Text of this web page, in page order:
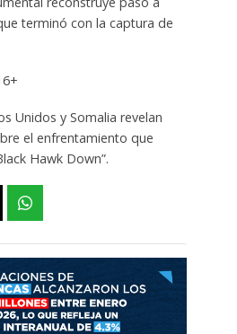
terminó con la captura de
Unidos y Somalia revelan
el enfrentamiento que
Hawk Down”.